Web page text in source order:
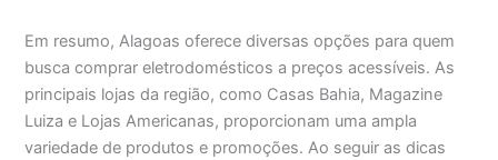
Em resumo, Alagoas oferece diversas opções para quem
busca comprar eletrodomésticos a preços acessíveis. As
principais lojas da região, como Casas Bahia, Magazine
Luiza e Lojas Americanas, proporcionam uma ampla
variedade de produtos e promoções. Ao seguir as dicas